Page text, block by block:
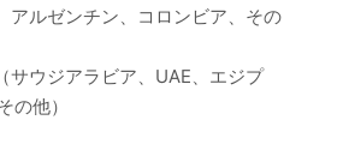
アルゼンチン、コロンビア、その
サウジアラビア、UAE、エジプ
の他）